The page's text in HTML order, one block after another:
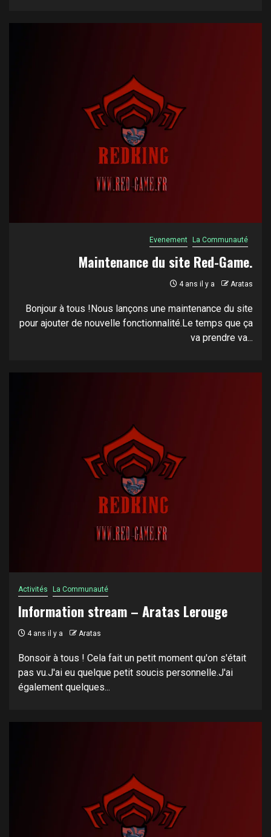
Evenement La Communauté
Maintenance du site Red-Game.
4 ans il y a Aratas
Bonjour à tous !Nous lançons une maintenance du site
pour ajouter de nouvelle fonctionnalité.Le temps que ça
va prendre va...
Activités La Communauté
Information stream – Aratas Lerouge
4 ans il y a Aratas
Bonsoir à tous ! Cela fait un petit moment qu'on s'était
pas vu.J'ai eu quelque petit soucis personnelle.J'ai
également quelques...